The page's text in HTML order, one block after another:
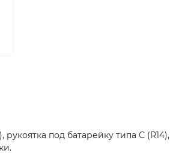
под батарейку типа C (R14),